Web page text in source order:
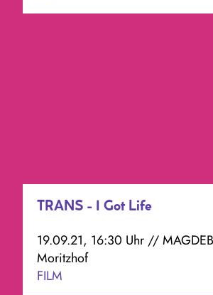
TRANS - I Got Life
19.09.21, 16:30 Uhr //
Moritzhof
FILM